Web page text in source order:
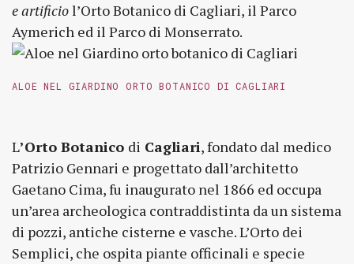
e artificiol’Orto Botanico di Cagliari, il Parco
Aymerich ed il Parco di Monserrato.
ALOE NEL GIARDINO ORTO BOTANICO DI CAGLIARI
L’Orto Botanico di Cagliari, fondato dal medico
Patrizio Gennari e progettato dall’architetto
Gaetano Cima, fu inaugurato nel 1866 ed occupa
un’area archeologica contraddistinta da un sistema
di pozzi, antiche cisterne e vasche. L’Orto dei
Semplici, che ospita piante officinali e specie